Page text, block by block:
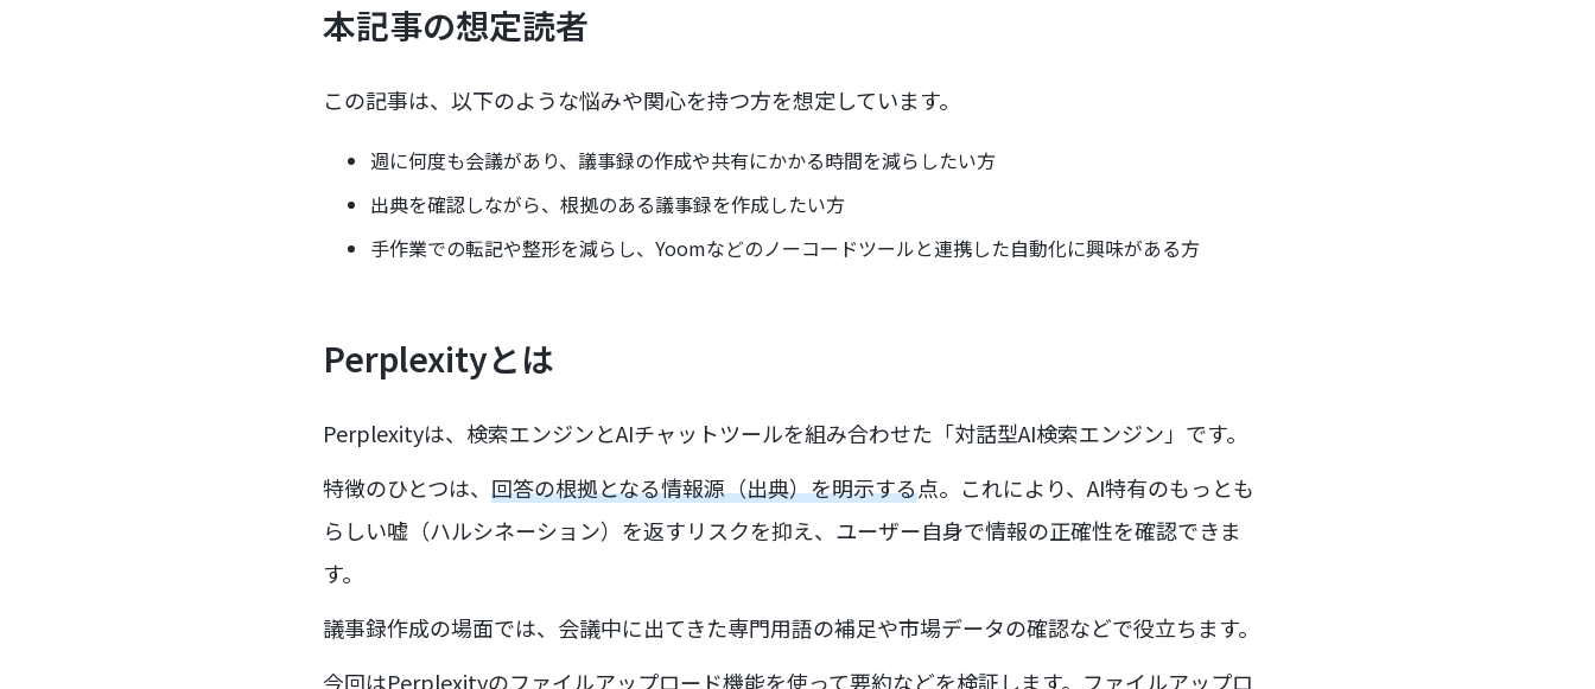
本記事の想定読者
この記事は、以下のような悩みや関心を持つ方を想定しています。
週に何度も会議があり、議事録の作成や共有にかかる時間を減らしたい方
出典を確認しながら、根拠のある議事録を作成したい方
手作業での転記や整形を減らし、Yoomなどのノーコードツールと連携した自動化に興味がある方
Perplexityとは
Perplexityは、検索エンジンとAIチャットツールを組み合わせた「対話型AI検索エンジン」です。
特徴のひとつは、 回答の根拠となる情報源（出典）を明示する点。これにより、AI特有のもっとも
らしい嘘（ハルシネーション）を返すリスクを抑え、ユーザー自身で情報の正確性を確認できま
す。
議事録作成の場面では、会議中に出てきた専門用語の補足や市場データの確認などで役立ちます。
今回はPerplexityのファイルアップロード機能を使って要約などを検証します。ファイルアップロ